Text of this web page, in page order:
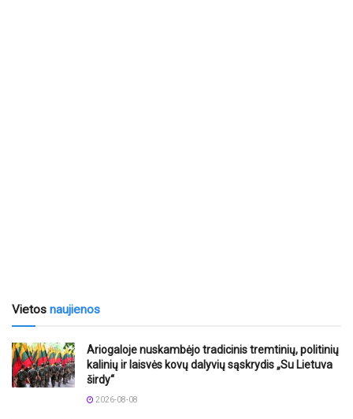
Vietos naujienos
Ariogaloje nuskambėjo tradicinis tremtinių, politinių
kalinių ir laisvės kovų dalyvių sąskrydis „Su Lietuva
širdy“
2026-08-08